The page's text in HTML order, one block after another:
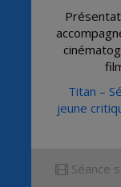
Titan –
jeune
Séance